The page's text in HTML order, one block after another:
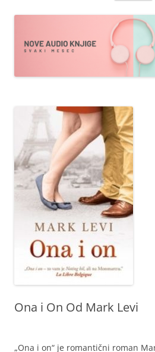
Ona i On Od Mark Levi
„Ona i on“ je romantični roman